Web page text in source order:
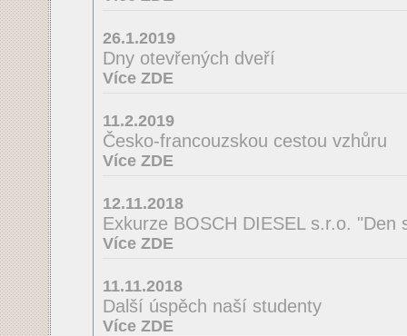
26.1.2019
Dny otevřených dveří
Více ZDE
11.2.2019
Česko-francouzskou cestou vzhůru
Více ZDE
12.11.2018
Exkurze BOSCH DIESEL s.r.o. "Den
Více ZDE
11.11.2018
Další úspěch naší studenty
Více ZDE